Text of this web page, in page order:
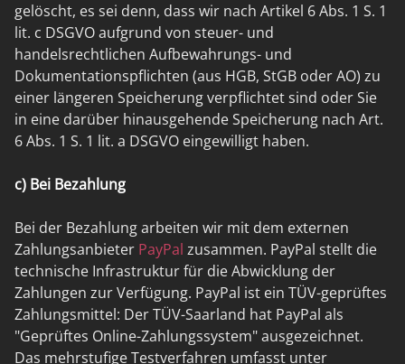
gelöscht, es sei denn, dass wir nach Artikel 6 Abs. 1 S. 1
lit. c DSGVO aufgrund von steuer- und
handelsrechtlichen Aufbewahrungs- und
Dokumentationspflichten (aus HGB, StGB oder AO) zu
einer längeren Speicherung verpflichtet sind oder Sie
in eine darüber hinausgehende Speicherung nach Art.
6 Abs. 1 S. 1 lit. a DSGVO eingewilligt haben.
c) Bei Bezahlung
Bei der Bezahlung arbeiten wir mit dem externen
Zahlungsanbieter PayPal zusammen. PayPal stellt die
technische Infrastruktur für die Abwicklung der
Zahlungen zur Verfügung. PayPal ist ein TÜV-geprüftes
Zahlungsmittel: Der TÜV-Saarland hat PayPal als
"Geprüftes Online-Zahlungssystem" ausgezeichnet.
Das mehrstufige Testverfahren umfasst unter